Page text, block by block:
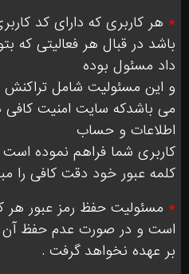
* هر کاربری که دارای کد
باشد در قبال هر فعالیتی که
داد مسئول بوده
و این مسئولیت شامل
می باشدکه سایت امنیت کافی
اطلاعات و حساب
کاربری شما فراهم نموده است
کلمه عبور خود دقت کافی را
* مسئولیت حفظ رمز عبور هر
است و در صورت عدم حفظ آن
بر عهده نخواهد گرفت .